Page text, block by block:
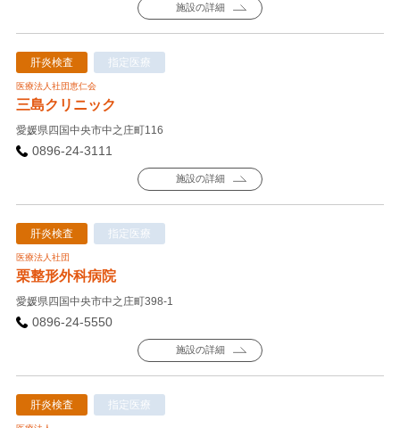
施設の詳細
肝炎検査 指定医療
医療法人社団恵仁会
三島クリニック
愛媛県四国中央市中之庄町116
0896-24-3111
施設の詳細
肝炎検査 指定医療
医療法人社団
栗整形外科病院
愛媛県四国中央市中之庄町398-1
0896-24-5550
施設の詳細
肝炎検査 指定医療